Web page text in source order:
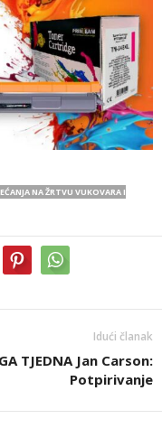
NA ŽRTVU VUKOVARA I
Idući članak
TJEDNA Jan Carson:
Potpirivanje